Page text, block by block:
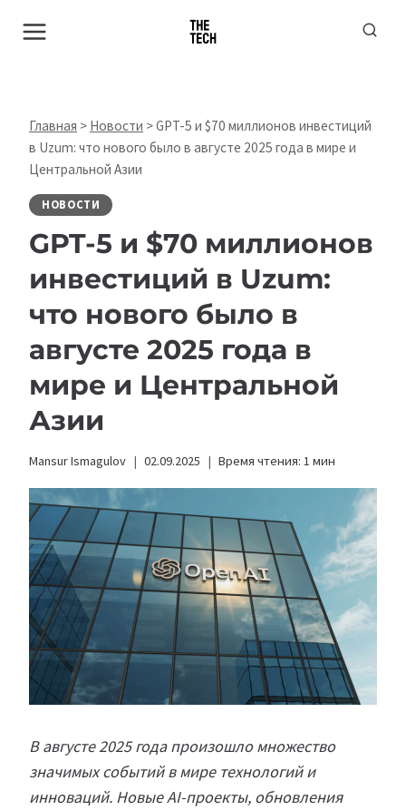
Главная > Новости >GPT-5 и $70 миллионов инвестиций
в Uzum: что нового было в августе 2025 года в мире и
Центральной Азии
НОВОСТИ
GPT-5 и $70 миллионов
инвестиций в Uzum:
что нового было в
августе 2025 года в
мире и Центральной
Азии
Mansur Ismagulov 02.09.2025 Время чтения: 1 мин
В августе 2025 года произошло множество
значимых событий в мире технологий и
инноваций. Новые AI-проекты, обновления